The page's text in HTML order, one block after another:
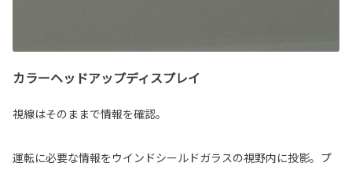
カラーヘッドアップディスプレイ
視線はそのままで情報を確認。
運転に必要な情報をウインドシールドガラスの視野内に投影。プ